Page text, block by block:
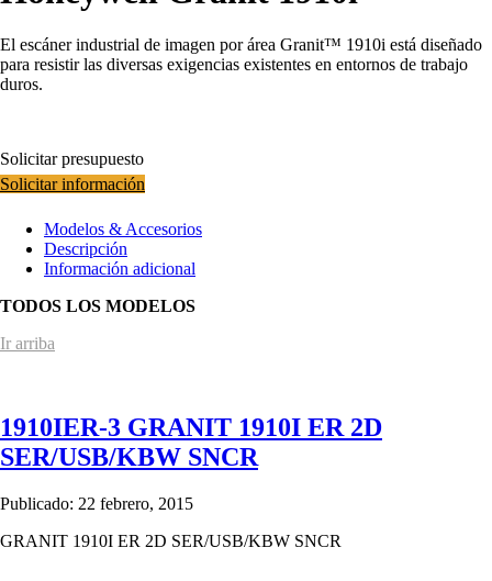
El escáner industrial de imagen por área Granit™ 1910i está diseñado
para resistir las diversas exigencias existentes en entornos de trabajo
duros.
Solicitar presupuesto
Solicitar información
Modelos & Accesorios
Descripción
Información adicional
TODOS LOS MODELOS
Ir arriba
1910IER-3 GRANIT 1910I ER 2D
SER/USB/KBW SNCR
Publicado: 22 febrero, 2015
GRANIT 1910I ER 2D SER/USB/KBW SNCR